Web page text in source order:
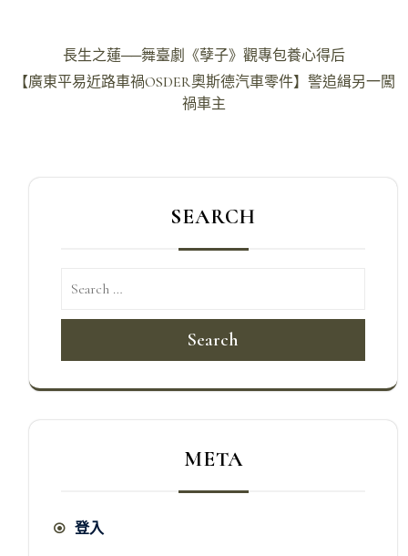
章
長生之蓮──舞臺劇《孽子》觀專包養心得后
【廣東平易近路車禍OSDER奧斯德汽車零件】警追緝另一闖
禍車主
SEARCH
Search
META
登入